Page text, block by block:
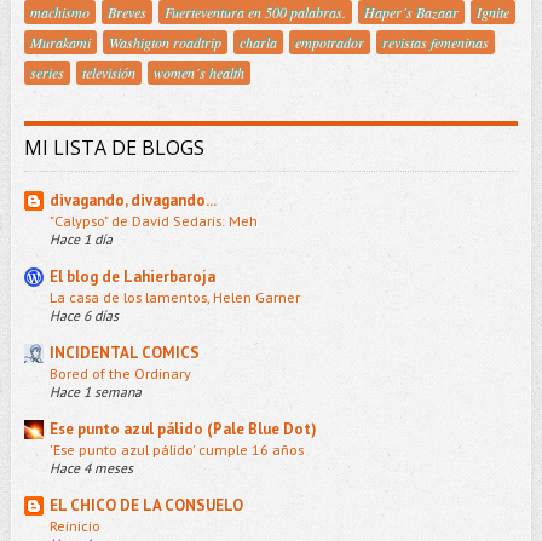
machismo
Breves Fuerteventura en 500 palabras. Haper´s Bazaar
Ignite
Murakami
Washigton roadtrip charla empotrador
revistas femeninas
series
televisión women´s health
MI LISTA DE BLOGS
divagando, divagando...
"Calypso" de David Sedaris: Meh
Hace 1 día
El blog de Lahierbaroja
La casa de los lamentos, Helen Garner
Hace 6 días
INCIDENTAL COMICS
Bored of the Ordinary
Hace 1 semana
Ese punto azul pálido (Pale Blue Dot)
'Ese punto azul pálido' cumple 16 años
Hace 4 meses
EL CHICO DE LA CONSUELO
Reinicio